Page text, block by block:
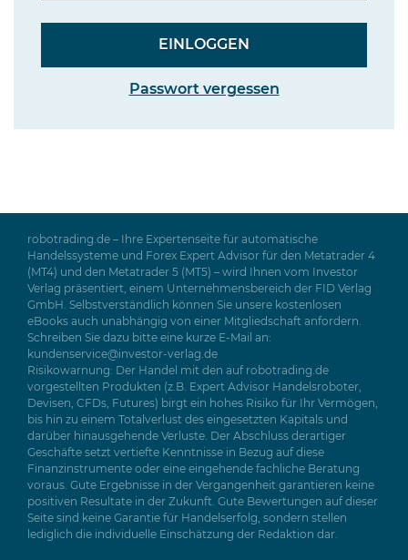
Passwort vergessen
robotrading.de – Ihre Expertenseite für automatische
Handelssysteme und Forex Expert Advisor für den Metatrader 4
(MT4) und den Metatrader 5 (MT5) – wird Ihnen vom Investor
Verlag präsentiert, einem Unternehmensbereich der FID Verlag
GmbH. Selbstverständlich können Sie unsere kostenlosen
eBooks auch unabhängig von einer Mitgliedschaft anfordern.
Schreiben Sie dazu bitte eine kurze E-Mail an:
kundenservice@investor-verlag.de
Risikowarnung: Der Handel mit den auf robotrading.de
vorgestellten Produkten (z.B. Expert Advisor Handelsroboter,
Devisen, CFDs, Futures) birgt ein hohes Risiko für Ihr Vermögen,
bis hin zu einem Totalverlust des eingesetzten Kapitals und
darüber hinausgehende Verluste. Der Abschluss derartiger
Geschäfte setzt vertiefte Kenntnisse in Bezug auf diese
Finanzinstrumente oder eine eingehende fachliche Beratung
voraus. Gute Ergebnisse in der Vergangenheit garantieren keine
positiven Resultate in der Zukunft. Gute Bewertungen auf dieser
Seite sind keine Garantie für Handelserfolg, sondern stellen
lediglich die individuelle Einschätzung der Redaktion dar.